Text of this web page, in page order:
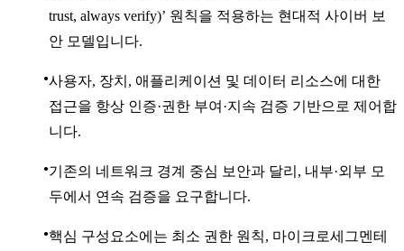
trust, always verify)’ 원칙을 적용하는 현대적 사이버 보
안 모델입니다.
사용자, 장치, 애플리케이션 및 데이터 리소스에 대한
접근을 항상 인증·권한 부여·지속 검증 기반으로 제어합
니다.
기존의 네트워크 경계 중심 보안과 달리, 내부·외부 모
두에서 연속 검증을 요구합니다.
핵심 구성요소에는 최소 권한 원칙, 마이크로세그멘테